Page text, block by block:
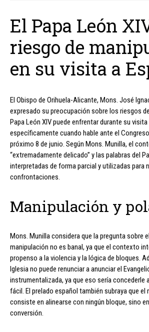
El Papa León
riesgo de
en su visita a
El Obispo de Orihuela-Alicante, Mons. José
expresado su preocupación sobre los riesgos
Papa León XIV puede enfrentar durante su visita
específicamente cuando hable ante el
próximo 8 de junio. Según Mons. Munilla, el
“extremadamente delicado” y las palabras del
interpretadas de forma parcial y utilizadas para
confrontaciones.
Manipulación y
Mons. Munilla considera que la pregunta sobre
manipulación no es banal, ya que el contexto
propenso a la violencia y la lógica de bloques.
Iglesia no puede renunciar a anunciar el
instrumentalizada, ya que eso sería concederle
fácil. El prelado español también subraya que el
consiste en alinearse con ningún bloque, sino
conversión.